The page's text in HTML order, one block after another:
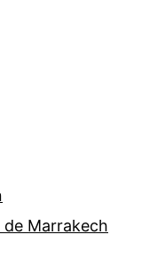
Marrakech